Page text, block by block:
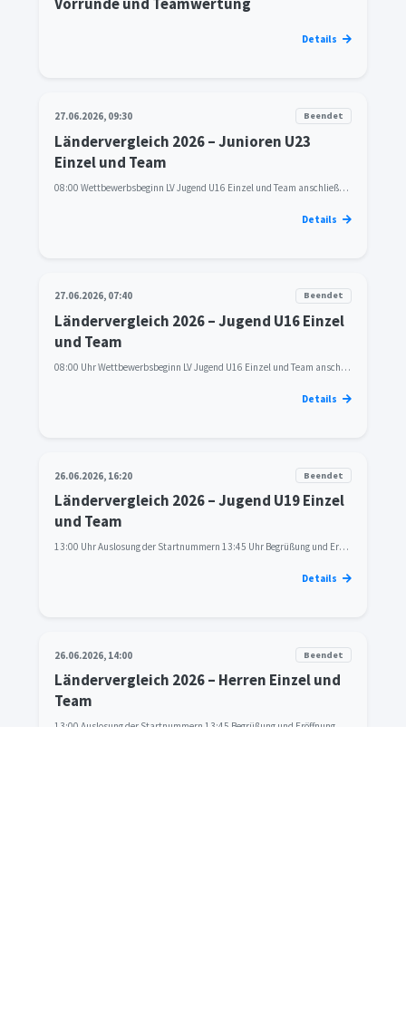
Vorrunde und Teamwertung
Details
27.06.2026, 09:30 Beendet
Ländervergleich 2026 – Junioren U23
Einzel und Team
08:00 Wettbewerbsbeginn LV Jugend U16 Einzel und Team anschließend Siegerehrungen auf der Anlage 10:00 Wettbewerbsbeginn LV Junioren U23 Einzel und Team anschließend Siegerehrungen auf der Anlage
Details
27.06.2026, 07:40 Beendet
Ländervergleich 2026 – Jugend U16 Einzel
und Team
08:00 Uhr Wettbewerbsbeginn LV Jugend U16 Einzel und Team anschließend Siegerehrungen auf der Anlage
Details
26.06.2026, 16:20 Beendet
Ländervergleich 2026 – Jugend U19 Einzel
und Team
13:00 Uhr Auslosung der Startnummern 13:45 Uhr Begrüßung und Eröffnung 16:30 Uhr Wettbewerbsbeginn LV Jugend U19 Einzel und Team anschließend Siegerehrungen auf der Anlage
Details
26.06.2026, 14:00 Beendet
Ländervergleich 2026 – Herren Einzel und
Team